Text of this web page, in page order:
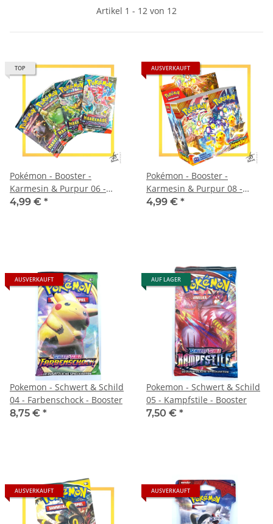
Artikel 1 - 12 von 12
TOP
Pokémon - Booster -
Karmesin & Purpur 06 -
Maskerade im Zwielicht
4,99 € *
AUSVERKAUFT
Pokémon - Booster -
Karmesin & Purpur 08 -
Stürmische Funken
4,99 € *
AUSVERKAUFT
Pokemon - Schwert & Schild
04 - Farbenschock - Booster
8,75 € *
AUF LAGER
Pokemon - Schwert & Schild
05 - Kampfstile - Booster
7,50 € *
AUSVERKAUFT AUSVERKAUFT